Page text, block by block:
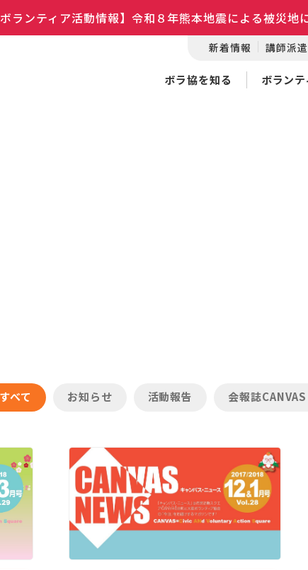
ボランティア活動情報】令和８年熊本地震による被災地
新着情報 講師派
ボラ協を知る ボラン
すべて お知らせ 活動報告 会報誌